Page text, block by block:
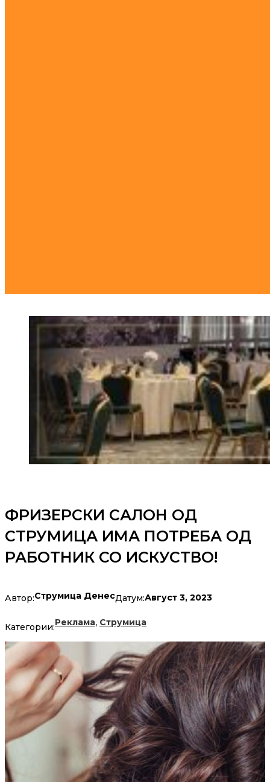
ФРИЗЕРСКИ САЛОН ОД
СТРУМИЦА ИМА ПОТРЕБА ОД
РАБОТНИК СО ИСКУСТВО!
Автор:Струмица ДенесДатум:Август 3, 2023
Категории:Реклама, Струмица